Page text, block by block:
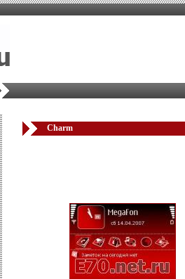
Charm